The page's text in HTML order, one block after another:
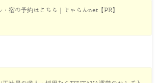
宿の予約はこちら｜じゃらんnet【PR】